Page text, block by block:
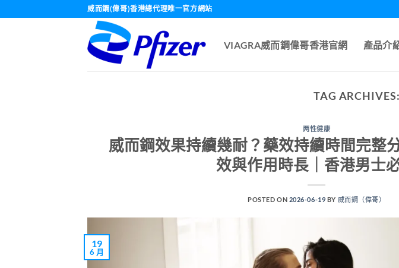
威而鋼(偉哥)香港總代理唯一官方網站
VIAGRA威而鋼偉哥香港官網 產品介
TAG ARCHIVES:
两性健康
威而鋼效果持續幾耐？藥效持續時間完整
效與作用時長｜香港男士
POSTED ON 2026-06-19 BY 威而鋼（偉哥）
19
6 月